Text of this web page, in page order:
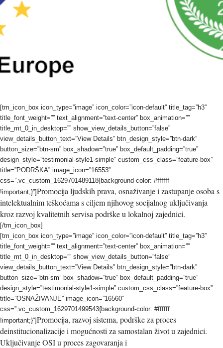
[tm_icon_box icon_type=”image” icon_color=”icon-default” title_tag=”h3”
title_font_weight=”” text_alignment=”text-center” box_animation=””
title_mt_0_in_desktop=”” show_view_details_button=”false”
view_details_button_text=”View Details” btn_design_style=”btn-dark”
button_size=”btn-sm” box_shadow=”true” box_default_padding=”true”
design_style=”testimonial-style1-simple” custom_css_class=”feature-box”
title=”PODRŠKA” image_icon=”16553”
css=”.vc_custom_1629701489118{background-color: #ffffff
!important;}”]Promocija ljudskih prava, osnaživanje i zastupanje osoba s
intelektualnim teškoćama s ciljem njihovog socijalnog uključivanja
kroz razvoj kvalitetnih servisa podrške u lokalnoj zajednici.
[/tm_icon_box]
[tm_icon_box icon_type=”image” icon_color=”icon-default” title_tag=”h3”
title_font_weight=”” text_alignment=”text-center” box_animation=””
title_mt_0_in_desktop=”” show_view_details_button=”false”
view_details_button_text=”View Details” btn_design_style=”btn-dark”
button_size=”btn-sm” box_shadow=”true” box_default_padding=”true”
design_style=”testimonial-style1-simple” custom_css_class=”feature-box”
title=”OSNAŽIVANJE” image_icon=”16560”
css=”.vc_custom_1629701499543{background-color: #ffffff
!important;}”]Promocija, razvoj sistema, podrške za proces
deinstitucionalizacije i mogućnosti za samostalan život u zajednici.
Uključivanje OSI u proces zagovaranja i